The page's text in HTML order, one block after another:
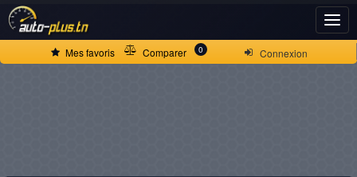
Connexion
Mes favoris Comparer 0
ACCUEIL